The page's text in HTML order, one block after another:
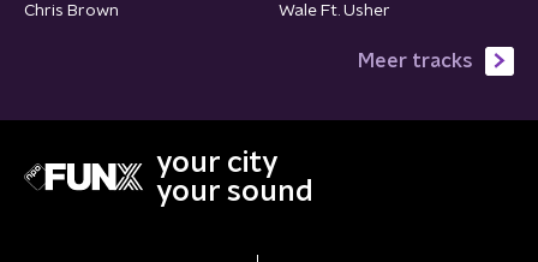
Chris Brown
Wale Ft. Usher
Meer tracks
your city
your sound